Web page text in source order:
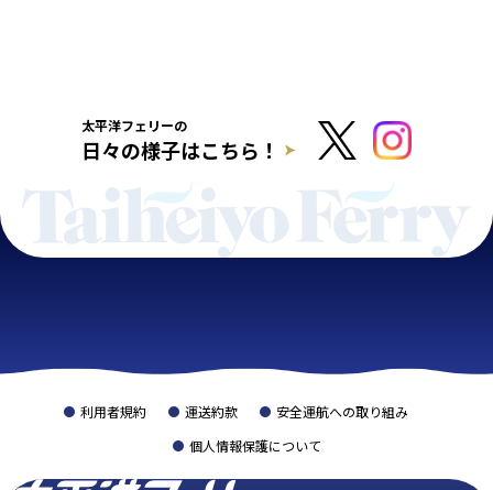
太平洋フェリーの
日々の様子はこちら！
利用者規約 運送約款
安全運航への取り組み
個人情報保護について